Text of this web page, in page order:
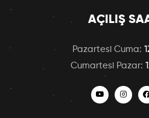
AÇILIŞ
Pazartesi Cuma:
Cumartesi Pazar: